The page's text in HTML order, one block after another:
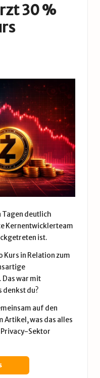
30 %
Tagen deutlich
Kernentwicklerteam
ist.
in Relation zum
war mit
denkst du?
auf den
Artikel, was das alles
Privacy-Sektor